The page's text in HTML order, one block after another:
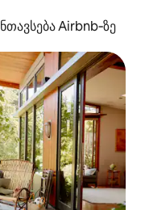
Airbnb‑ზე